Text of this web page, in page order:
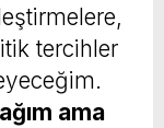
tercihler
ama